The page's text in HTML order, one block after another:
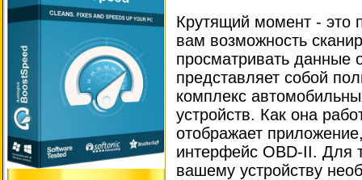
Крутящий момент - это
вам возможность
просматривать
представляет собой
комплекс
устройств. Как она
отображает
интерфейс OBD-II. Для
вашему устройству